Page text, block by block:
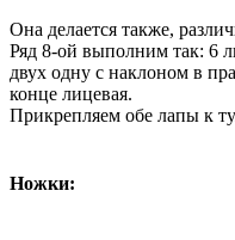
Она делается также,
Ряд 8-ой выполним так: 6
двух одну с наклоном в
конце лицевая.
Прикрепляем обе лапы к
Ножки: